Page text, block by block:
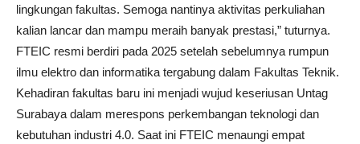
lingkungan fakultas. Semoga nantinya aktivitas perkuliahan
kalian lancar dan mampu meraih banyak prestasi,” tuturnya.
FTEIC resmi berdiri pada 2025 setelah sebelumnya rumpun
ilmu elektro dan informatika tergabung dalam Fakultas Teknik.
Kehadiran fakultas baru ini menjadi wujud keseriusan Untag
Surabaya dalam merespons perkembangan teknologi dan
kebutuhan industri 4.0. Saat ini FTEIC menaungi empat